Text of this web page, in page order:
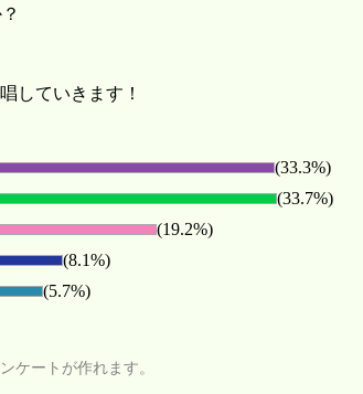
していきます！
(33.3%)
(33.7%)
(19.2%)
(8.1%)
(5.7%)
ケートが作れます。